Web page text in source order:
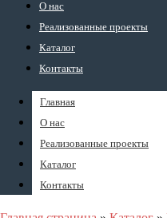
О нас
Реализованные проекты
Каталог
Контакты
Главная
О нас
Реализованные проекты
Каталог
Контакты